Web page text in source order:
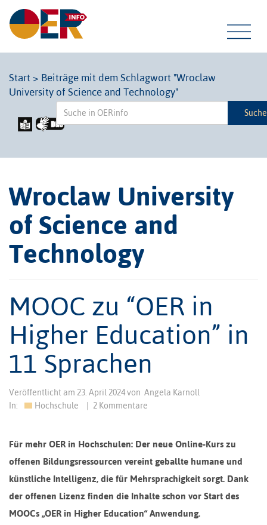
Start > Beiträge mit dem Schlagwort "Wroclaw
University of Science and Technology"
Wroclaw University
of Science and
Technology
MOOC zu “OER in
Higher Education” in
11 Sprachen
Veröffentlicht am 23. April 2024von Angela Karnoll
In:
Hochschule 2 Kommentare
Für mehr OER in Hochschulen: Der neue Online-Kurs zu
offenen Bildungsressourcen vereint geballte humane und
künstliche Intelligenz, die für Mehrsprachigkeit sorgt. Dank
der offenen Lizenz finden die Inhalte schon vor Start des
MOOCs „OER in Higher Education“ Anwendung.